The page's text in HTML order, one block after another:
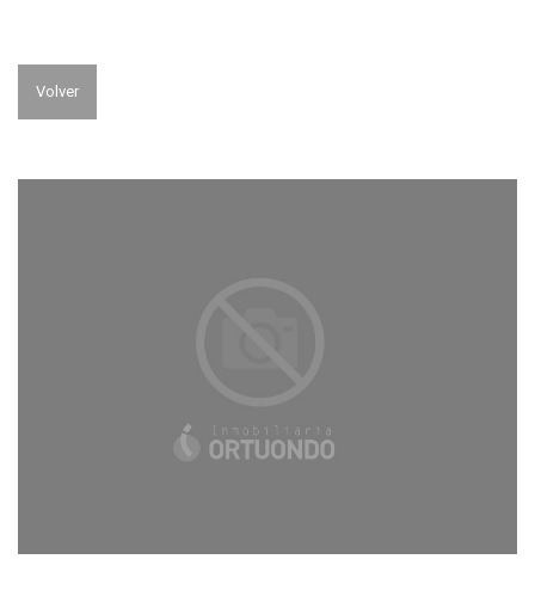
Volver